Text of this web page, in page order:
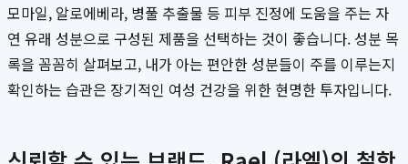
모마일, 알로에베라, 병풀 추출물 등 피부 진정에 도움을 주는 자
연 유래 성분으로 구성된 제품을 선택하는 것이 좋습니다. 성분 목
록을 꼼꼼히 살펴보고, 내가 아는 편안한 성분들이 주를 이루는지
확인하는 습관은 장기적인 여성 건강을 위한 현명한 투자입니다.